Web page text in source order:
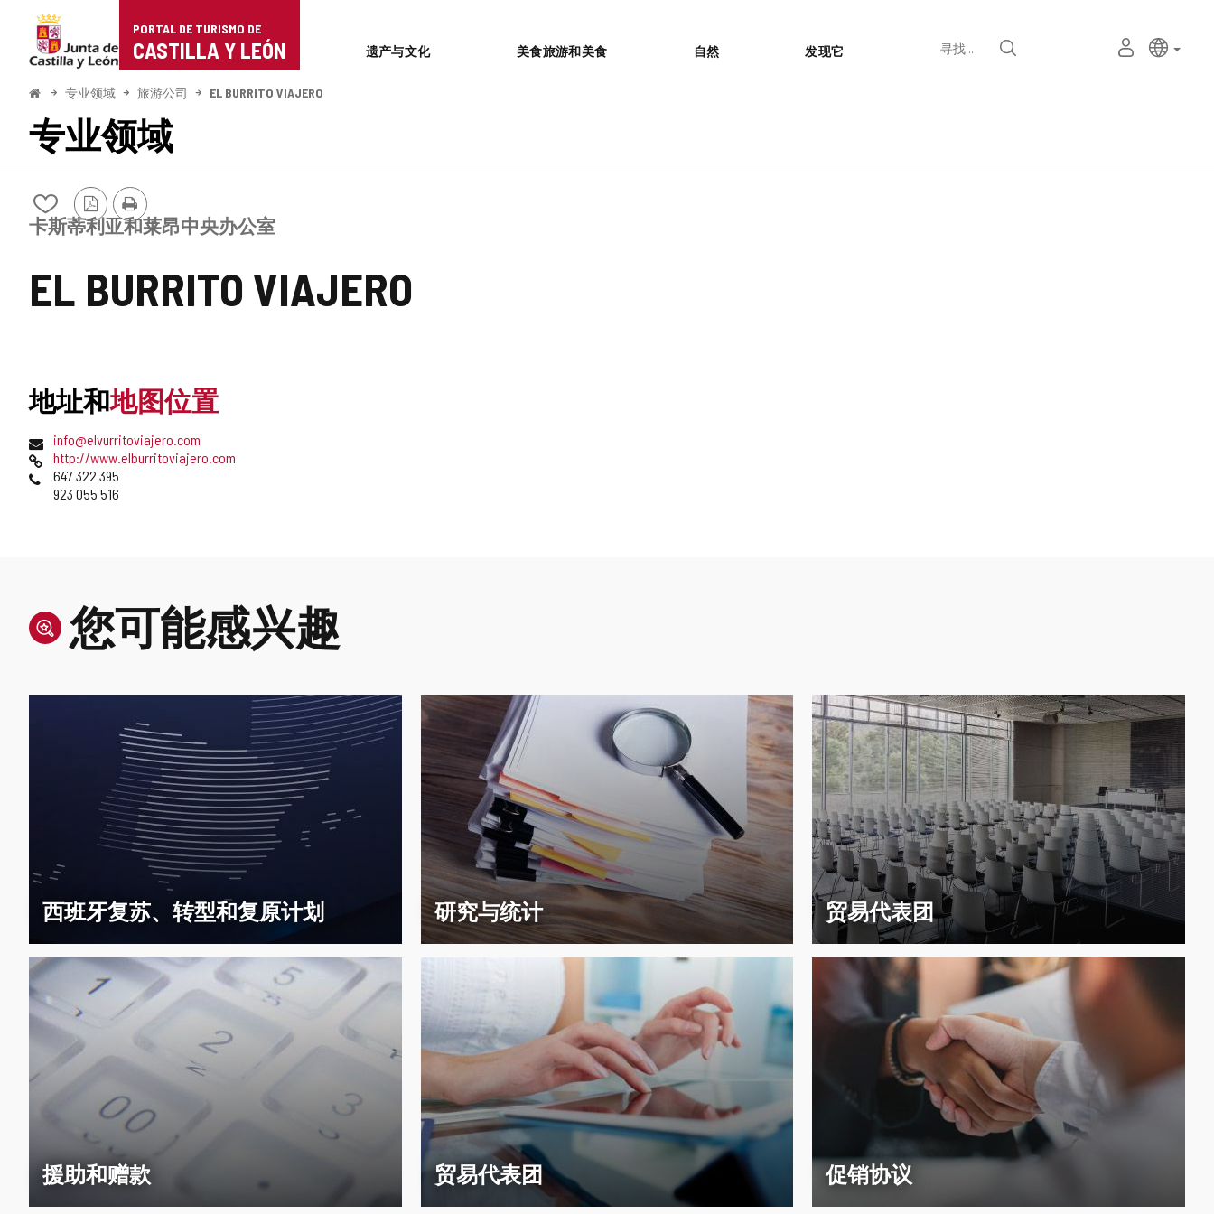
Portal
de
Turismo
de
Castilla
León
PORTAL DE TURISMO DE
CASTILLA Y LEÓN 遗产与文化 美食旅游和美食 自然 发现它 寻找
语
言
主动语
中文
开
专业领域 旅游公司 EL BURRITO VIAJERO
专业领域
EL BURRITO VIAJERO
从
我
的
记
中
PDF
版
本
打
印
卡斯蒂利亚和莱昂中央办公室
地址和地图位置
邮
寄
地
电
子
邮
info@elvurritoviajero.com
网
页
http://www.elburritoviajero.com
电
647 322 395
923 055 516
您可能感兴趣
西班牙复苏、转型和复原计划 研究与统计 贸易代表团
援助和赠款 贸易代表团 促销协议